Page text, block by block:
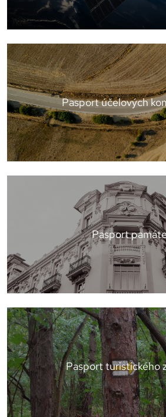
Pasport účelových
Pasport
Pasport turistického